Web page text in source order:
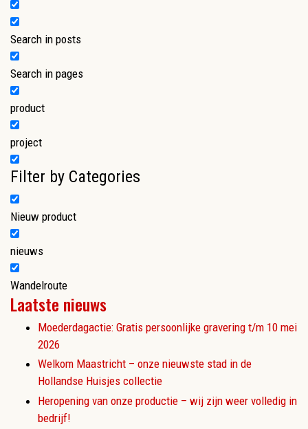
Search in posts
Search in pages
product
project
Filter by Categories
Nieuw product
nieuws
Wandelroute
Laatste nieuws
Moederdagactie: Gratis persoonlijke gravering t/m 10 mei
2026
Welkom Maastricht – onze nieuwste stad in de
Hollandse Huisjes collectie
Heropening van onze productie – wij zijn weer volledig in
bedrijf!